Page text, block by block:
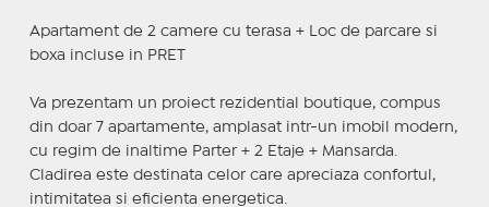
Apartament de 2 camere cu terasa + Loc de parcare si
boxa incluse in PRET
Va prezentam un proiect rezidential boutique, compus
din doar 7 apartamente, amplasat intr-un imobil modern,
cu regim de inaltime Parter + 2 Etaje + Mansarda.
Cladirea este destinata celor care apreciaza confortul,
intimitatea si eficienta energetica.